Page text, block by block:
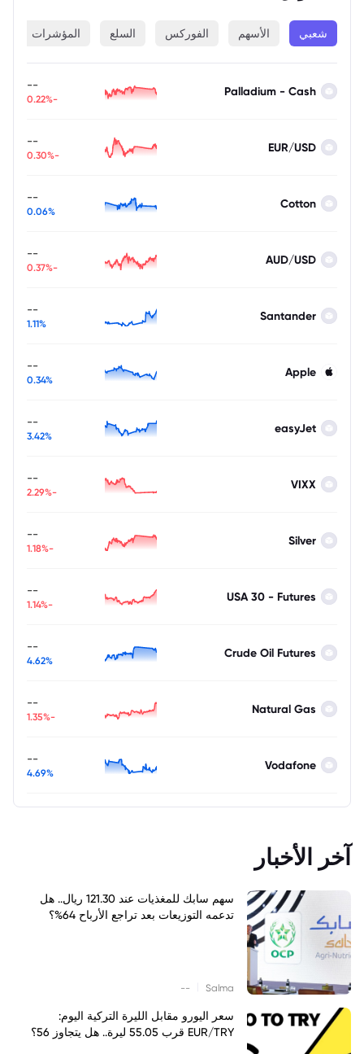
شعبي الأسهم الفوركس السلع المؤشرات
Palladium - Cash
--
-0.22%
EUR/USD
--
-0.30%
Cotton
--
0.06%
AUD/USD
--
-0.37%
Santander
--
1.11%
Apple
--
0.34%
easyJet
--
3.42%
VIXX
--
-2.29%
Silver
--
-1.18%
USA 30 - Futures
--
-1.14%
Crude Oil Futures
--
4.62%
Natural Gas
--
-1.35%
Vodafone
--
4.69%
آخر الأخبار
سهم سابك للمغذيات عند 121.30 ريال.. هل
تدعمه التوزيعات بعد تراجع الأرباح 64%؟
Salma
--
سعر اليورو مقابل الليرة التركية اليوم:
EUR/TRY قرب 55.05 ليرة.. هل يتجاوز 56؟